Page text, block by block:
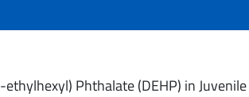
Phthalate (DEHP) in